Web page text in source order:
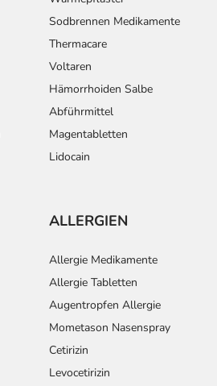
Sodbrennen Medikamente
Thermacare
Voltaren
Hämorrhoiden Salbe
Abführmittel
Magentabletten
Lidocain
ALLERGIEN
Allergie Medikamente
Allergie Tabletten
Augentropfen Allergie
Mometason Nasenspray
Cetirizin
Levocetirizin